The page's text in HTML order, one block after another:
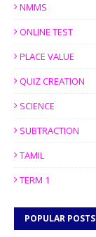
NMMS
ONLINE TEST
PLACE VALUE
QUIZ CREATION
SCIENCE
SUBTRACTION
TAMIL
TERM 1
POPULAR POSTS